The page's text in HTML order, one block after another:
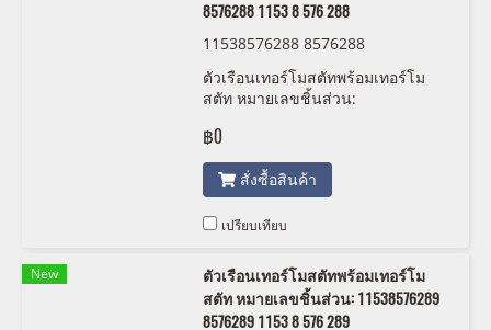
8576288 1153 8 576 288
11538576288 8576288
ตัวเรือนเทอร์โมสตัทพร้อมเทอร์โม
สตัท หมายเลขชิ้นส่วน:
576 288
฿0
สั่งซื้อสินค้า
เปรียบเทียบ
New
ตัวเรือนเทอร์โมสตัทพร้อมเทอร์โม
สตัท หมายเลขชิ้นส่วน: 11538576289
8576289 1153 8 576 289